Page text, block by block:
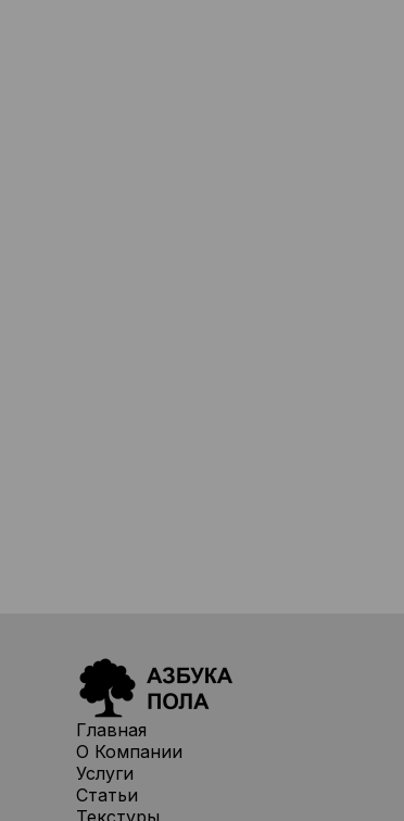
Главная
О Компании
Услуги
Статьи
Текстуры